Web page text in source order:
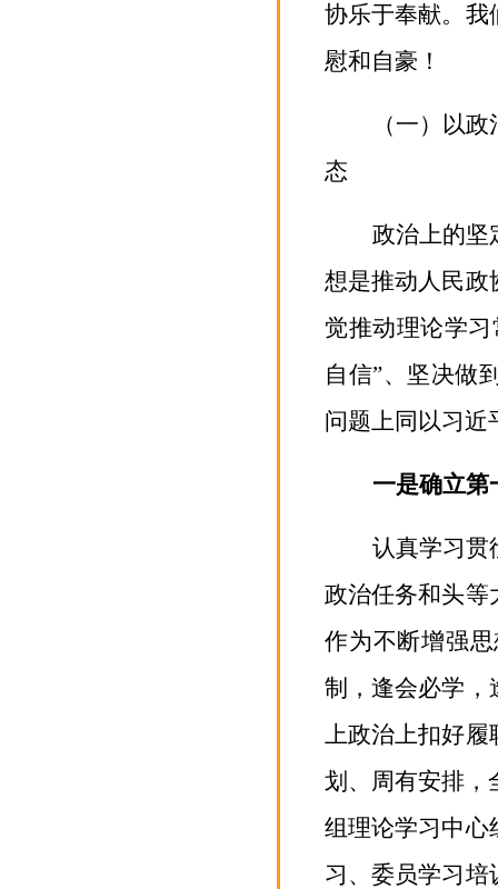
协乐于奉献。我
慰和自豪 ！
（一）以
态
政治上的坚
想是推动人民政
觉推动理论学
自信”、坚决做
问题上同以习近
一是确立第
认真学习贯
政治任务和头等
作为不断增强
制，逢会必学，
上政治上扣好履
划、周有安排，
组理论学习中心
习、委员学习